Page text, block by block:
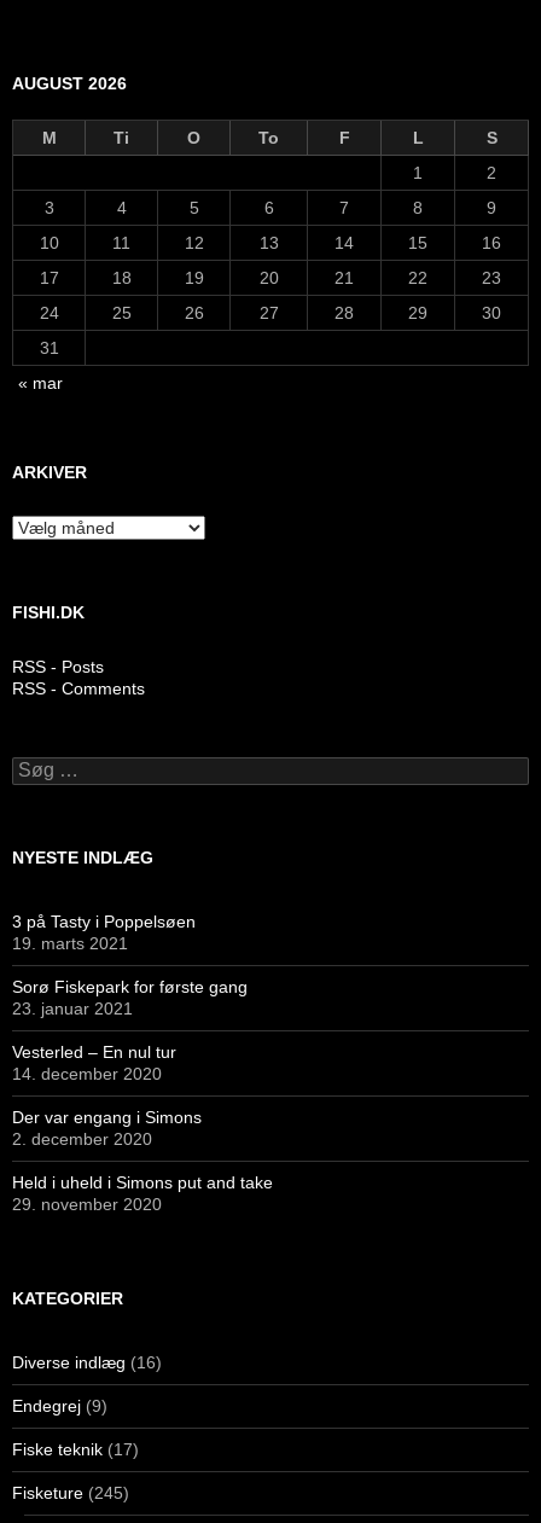
AUGUST 2026
M Ti O To F L
S
1
2
3
4 5 6 7 8
9
10
11 12 13 14 15
16
17
18 19 20 21 22
23
24
25 26 27 28 29
30
31
« mar
ARKIVER
Arkiver
FISHI.DK
RSS - Posts
RSS - Comments
Søg
efter:
NYESTE INDLÆG
3 på Tasty i Poppelsøen
19. marts 2021
Sorø Fiskepark for første gang
23. januar 2021
Vesterled – En nul tur
14. december 2020
Der var engang i Simons
2. december 2020
Held i uheld i Simons put and take
29. november 2020
KATEGORIER
Diverse indlæg (16)
Endegrej (9)
Fiske teknik (17)
Fisketure (245)